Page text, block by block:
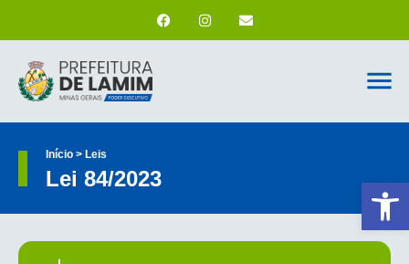
Início > Leis
Lei 84/2023